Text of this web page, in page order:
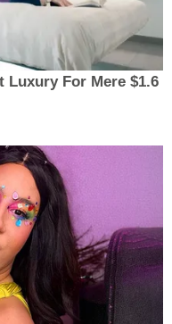
Luxury For Mere $1.6